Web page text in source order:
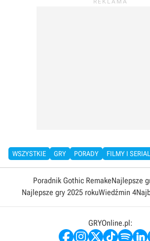
WSZYSTKIE GRY PORADY FILMY I
Poradnik Gothic RemakeNajlepsze
Najlepsze gry 2025 rokuWiedźmin 4
GRYOnline.pl: